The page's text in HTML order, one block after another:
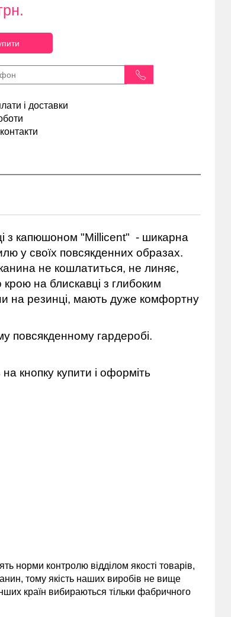
і доставки
з капюшоном "Millicent" - шикарна
у своїх повсякденних образах.
не кошлатиться, не линяє,
на блискавці з глибоким
на резинці, мають дуже комфортну
повсякденному гардеробі.
кнопку купити і оформіть
норми контролю відділом якості товарів,
тому якість наших виробів не вище
країн вибираються тільки фабричного